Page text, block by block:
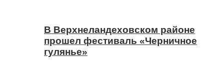
В Верхнеландеховском районе
прошел фестиваль «Черничное
гулянье»